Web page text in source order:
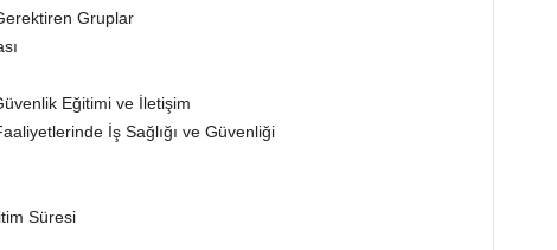
Gruplar
Eğitimi ve İletişim
İş Sağlığı ve Güvenliği
Süresi